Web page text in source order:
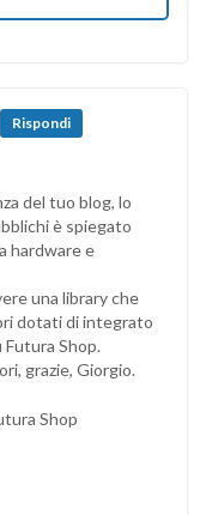
Rispondi
del tuo blog, lo
è spiegato
hardware e
una library che
dotati di integrato
Shop.
grazie, Giorgio.
Shop